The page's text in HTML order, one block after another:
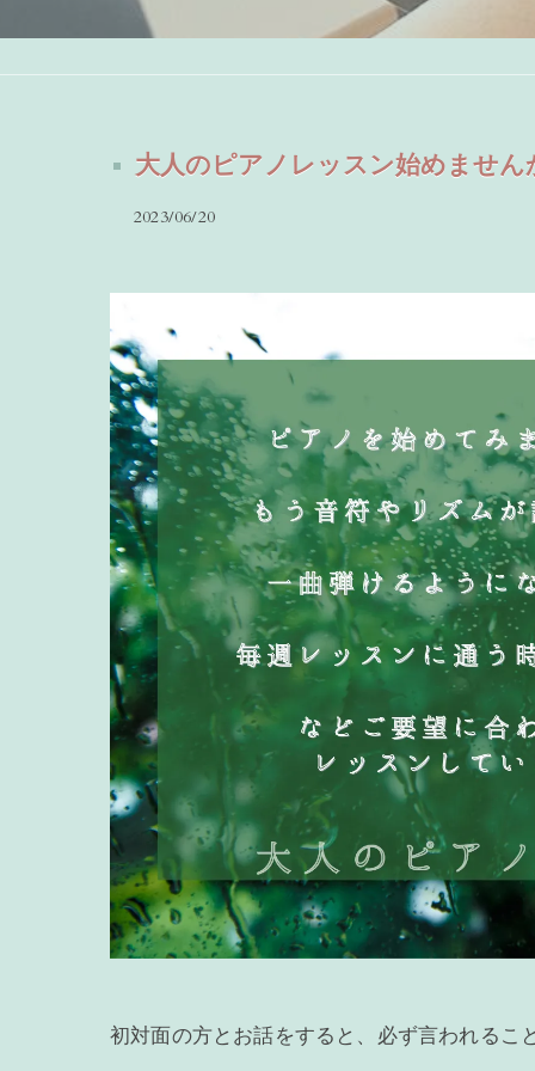
大人のピアノレッスン始めません
2023/06/20
初対面の方とお話をすると、必ず言われるこ